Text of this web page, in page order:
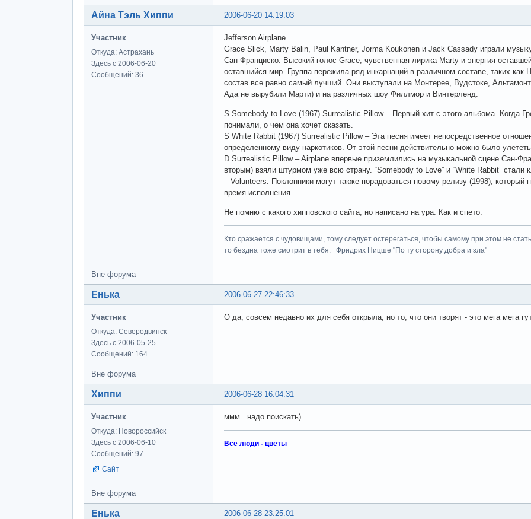
2006-06-20 14:19:03
Айна Тэль Хиппи
Участник
Откуда: Астрахань
Здесь с 2006-06-20
Сообщений: 36
Jefferson Airplane
Grace Slick, Marty Balin, Paul Kantner, Jorma Koukonen и Jack Cassady играли
Сан-Франциско. Высокий голос Grace, чувственная лирика Marty и энергия
оставшийся мир. Группа пережила ряд инкарнаций в различном составе, таких
состав все равно самый лучший. Они выступали на Монтерее, Вудстоке,
Ада не вырубили Марти) и на различных шоу Филлмор и Винтерленд.
S Somebody to Love (1967) Surrealistic Pillow – Первый хит с этого альбома. Когда
понимали, о чем она хочет сказать.
S White Rabbit (1967) Surrealistic Pillow – Эта песня имеет непосредственное
определенному виду наркотиков. От этой песни действительно можно было
D Surrealistic Pillow – Airplane впервые приземлились на музыкальной сцене Сан-
вторым) взяли штурмом уже всю страну. “Somebody to Love” и “White Rabbit” стали
– Volunteers. Поклонники могут также порадоваться новому релизу (1998),
время исполнения.
Не помню с какого хипповского сайта, но написано на ура. Как и спето.
Кто сражается с чудовищами, тому следует остерегаться, чтобы самому при этом не
то бездна тоже смотрит в тебя. Фридрих Ницше "По ту сторону добра и зла"
Вне форума
2006-06-27 22:46:33
Енька
Участник
Откуда: Северодвинск
Здесь с 2006-05-25
Сообщений: 164
О да, совсем недавно их для себя открыла, но то, что они творят - это мега мега
Вне форума
2006-06-28 16:04:31
Хиппи
Участник
Откуда: Новороссийск
Здесь с 2006-06-10
Сообщений: 97
Сайт
ммм...надо поискать)
Все люди - цветы
Вне форума
2006-06-28 23:25:01
Енька